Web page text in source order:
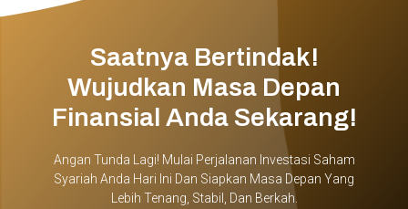
Saatnya Bertindak!
Wujudkan Masa Depan
Finansial Anda Sekarang!
Angan Tunda Lagi! Mulai Perjalanan Investasi Saham
Syariah Anda Hari Ini Dan Siapkan Masa Depan Yang
Lebih Tenang, Stabil, Dan Berkah.